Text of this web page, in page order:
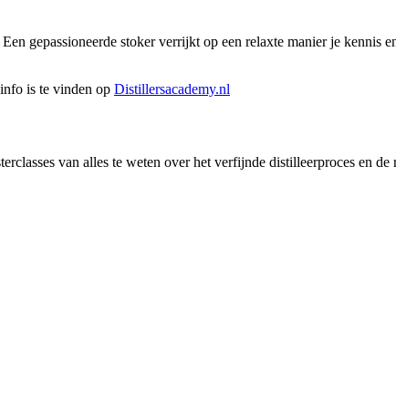
gepassioneerde stoker verrijkt op een relaxte manier je kennis
is te vinden op Distillersacademy.nl
van alles te weten over het verfijnde distilleerproces en de